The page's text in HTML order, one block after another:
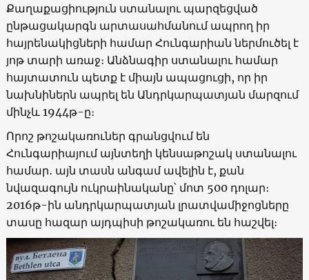
Քաղաքացիություն ստանալու պարզեցված
ընթացակարգն արտասահմանում ապրող իր
հայրենակիցների համար Հունգարիան ներմուծել է
յոթ տարի առաջ։ Անձնագիր ստանալու համար
հայտատուն պետք է միայն ապացուցի, որ իր
նախնիներն ապրել են Անդրկարպատյան մարզում
մինչև 1944թ-ը։
Որոշ թոշակառուներ գրանցվում են
Հունգարիայում այնտեղի կենսաթոշակ ստանալու
համար․ այն տասն անգամ ավելին է, քան
նվազագույն ուկրաինականը՝ մոտ 500 դոլար։
2016թ-ին անդրկարպատյան լրատվամիջոցները
տասը հազար այդպիսի թոշակառու են հաշվել։